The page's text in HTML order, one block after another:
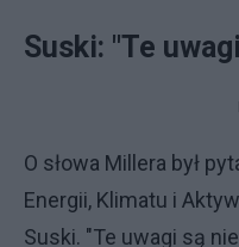
Suski: "Te
O słowa Millera był
Energii, Klimatu i
Suski. "Te uwagi są